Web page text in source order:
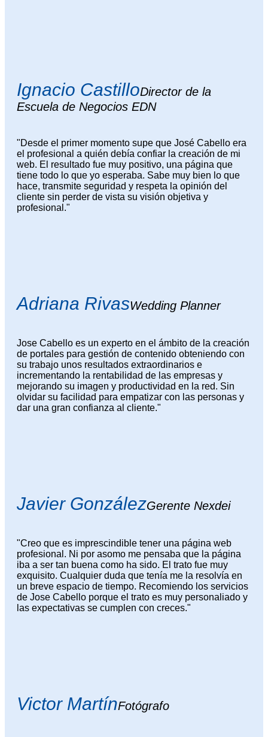
Ignacio CastilloDirector de la
Escuela de Negocios EDN
"Desde el primer momento supe que José Cabello era
el profesional a quién debía confiar la creación de mi
web. El resultado fue muy positivo, una página que
tiene todo lo que yo esperaba. Sabe muy bien lo que
hace, transmite seguridad y respeta la opinión del
cliente sin perder de vista su visión objetiva y
profesional."
Adriana RivasWedding Planner
Jose Cabello es un experto en el ámbito de la creación
de portales para gestión de contenido obteniendo con
su trabajo unos resultados extraordinarios e
incrementando la rentabilidad de las empresas y
mejorando su imagen y productividad en la red. Sin
olvidar su facilidad para empatizar con las personas y
dar una gran confianza al cliente."
Javier GonzálezGerente Nexdei
"Creo que es imprescindible tener una página web
profesional. Ni por asomo me pensaba que la página
iba a ser tan buena como ha sido. El trato fue muy
exquisito. Cualquier duda que tenía me la resolvía en
un breve espacio de tiempo. Recomiendo los servicios
de Jose Cabello porque el trato es muy personaliado y
las expectativas se cumplen con creces."
Victor MartínFotógrafo